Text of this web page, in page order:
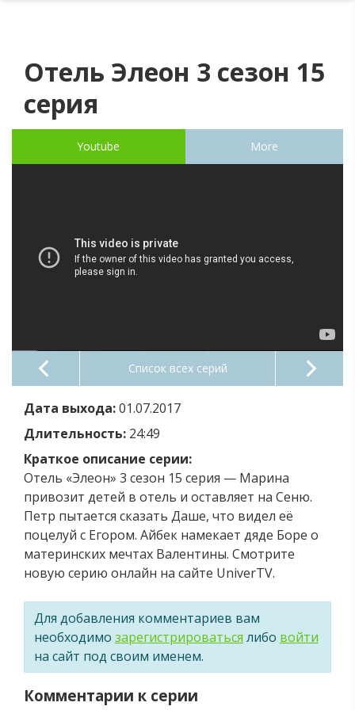
Отель Элеон 3 сезон 15
серия
Youtube More
Список всех серий
Дата выхода:01.07.2017
Длительность: 24:49
Краткое описание серии:
Отель «Элеон» 3 сезон 15 серия — Марина
привозит детей в отель и оставляет на Сеню.
Петр пытается сказать Даше, что видел её
поцелуй с Егором. Айбек намекает дяде Боре о
материнских мечтах Валентины. Смотрите
новую серию онлайн на сайте UniverTV.
Для добавления комментариев вам
необходимо зарегистрироваться либо войти
на сайт под своим именем.
Комментарии к серии